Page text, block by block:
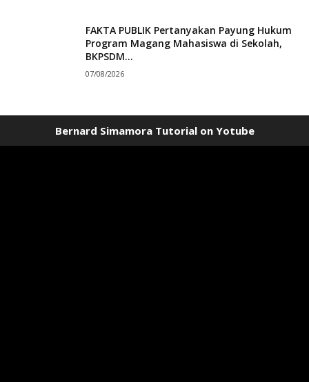
FAKTA PUBLIK Pertanyakan Payung Hukum
Program Magang Mahasiswa di Sekolah,
BKPSDM...
07/08/2026
Bernard Simamora Tutorial on Yotube